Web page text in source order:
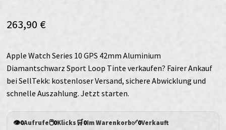
263,90 €
Apple Watch Series 10 GPS 42mm Aluminium
Diamantschwarz Sport Loop Tinte verkaufen? Fairer Ankauf
bei SellTekk: kostenloser Versand, sichere Abwicklung und
schnelle Auszahlung. Jetzt starten.
👁️0Aufrufe🖱️0Klicks🛒0Im Warenkorb✅0Verkauft